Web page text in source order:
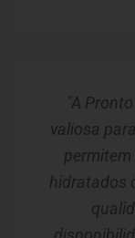
"A
valiosa
hidratados